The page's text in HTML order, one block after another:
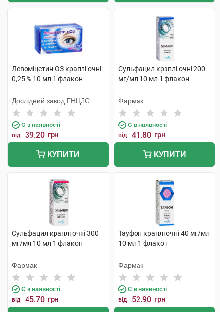
Левоміцетин-ОЗ краплі очні
0,25 % 10 мл 1 флакон
Дослідний завод ГНЦЛС
Є в наявності
від 39.20 грн
КУПИТИ
Сульфацил краплі очні 200
мг/мл 10 мл 1 флакон
Фармак
Є в наявності
від 41.80 грн
КУПИТИ
Сульфацил краплі очні 300
мг/мл 10 мл 1 флакон
Фармак
Є в наявності
від 45.70 грн
Тауфон краплі очні 40 мг/мл
10 мл 1 флакон
Фармак
Є в наявності
від 52.90 грн